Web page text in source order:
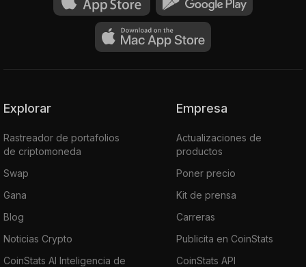
Explorar
Rastreador de portafolios
de criptomoneda
Swap
Gana
Blog
Noticias Crypto
CoinStats AI Inteligencia de
Empresa
Actualizaciones de
productos
Poner precio
Kit de prensa
Carreras
Publicita en CoinStats
CoinStats API